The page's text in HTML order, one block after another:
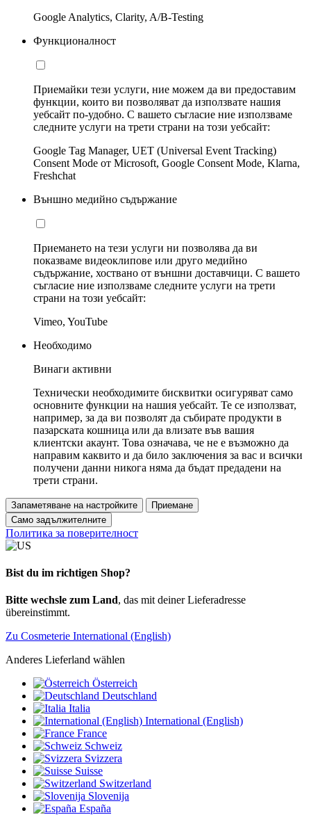
Google Analytics, Clarity, A/B-Testing
Функционалност
Приемайки тези услуги, ние можем да ви предоставим
функции, които ви позволяват да използвате нашия
уебсайт по-удобно. С вашето съгласие ние използваме
следните услуги на трети страни на този уебсайт:
Google Tag Manager, UET (Universal Event Tracking)
Consent Mode от Microsoft, Google Consent Mode, Klarna,
Freshchat
Външно медийно съдържание
Приемането на тези услуги ни позволява да ви
показваме видеоклипове или друго медийно
съдържание, хоствано от външни доставчици. С вашето
съгласие ние използваме следните услуги на трети
страни на този уебсайт:
Vimeo, YouTube
Необходимо
Винаги активни
Технически необходимите бисквитки осигуряват само
основните функции на нашия уебсайт. Те се използват,
например, за да ви позволят да събирате продукти в
пазарската кошница или да влизате във вашия
клиентски акаунт. Това означава, че не е възможно да
направим каквито и да било заключения за вас и всички
получени данни никога няма да бъдат предадени на
трети страни.
Запаметяване на настройките
Приемане
Само задължителните
Политика за поверителност
Bist du im richtigen Shop?
Bitte wechsle zum Land, das mit deiner Lieferadresse
übereinstimmt.
Zu Cosmeterie International (English)
Anderes Lieferland wählen
Österreich
Deutschland
Italia
International (English)
France
Schweiz
Svizzera
Suisse
Switzerland
Slovenija
España